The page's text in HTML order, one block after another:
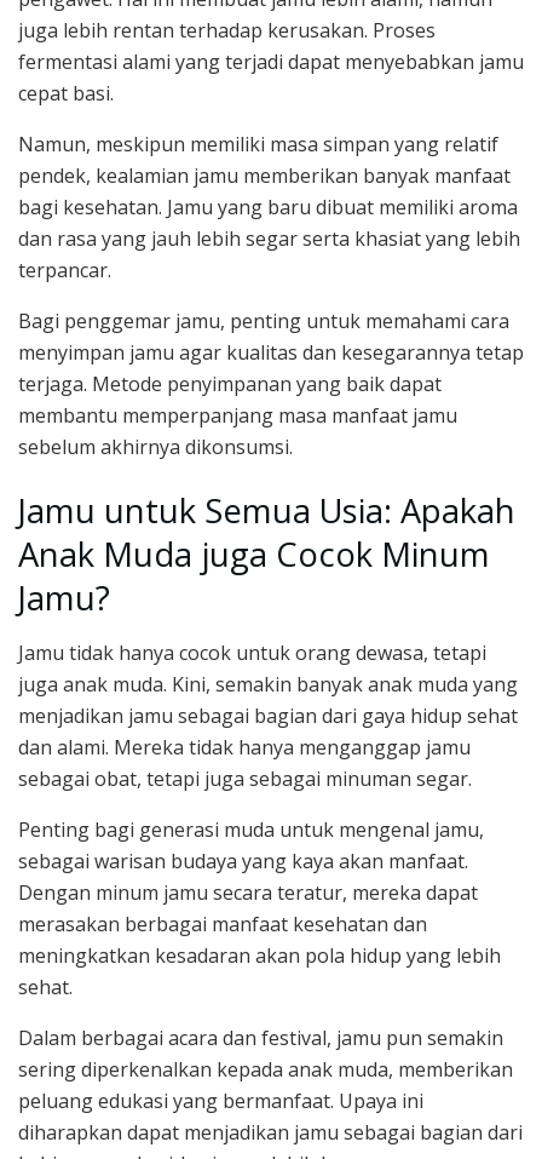
juga lebih rentan terhadap kerusakan. Proses
fermentasi alami yang terjadi dapat menyebabkan jamu
cepat basi.
Namun, meskipun memiliki masa simpan yang relatif
pendek, kealamian jamu memberikan banyak manfaat
bagi kesehatan. Jamu yang baru dibuat memiliki aroma
dan rasa yang jauh lebih segar serta khasiat yang lebih
terpancar.
Bagi penggemar jamu, penting untuk memahami cara
menyimpan jamu agar kualitas dan kesegarannya tetap
terjaga. Metode penyimpanan yang baik dapat
membantu memperpanjang masa manfaat jamu
sebelum akhirnya dikonsumsi.
Jamu untuk Semua Usia: Apakah
Anak Muda juga Cocok Minum
Jamu?
Jamu tidak hanya cocok untuk orang dewasa, tetapi
juga anak muda. Kini, semakin banyak anak muda yang
menjadikan jamu sebagai bagian dari gaya hidup sehat
dan alami. Mereka tidak hanya menganggap jamu
sebagai obat, tetapi juga sebagai minuman segar.
Penting bagi generasi muda untuk mengenal jamu,
sebagai warisan budaya yang kaya akan manfaat.
Dengan minum jamu secara teratur, mereka dapat
merasakan berbagai manfaat kesehatan dan
meningkatkan kesadaran akan pola hidup yang lebih
sehat.
Dalam berbagai acara dan festival, jamu pun semakin
sering diperkenalkan kepada anak muda, memberikan
peluang edukasi yang bermanfaat. Upaya ini
diharapkan dapat menjadikan jamu sebagai bagian dari